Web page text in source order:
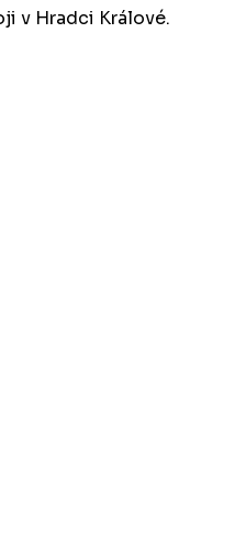
v Hradci Králové.